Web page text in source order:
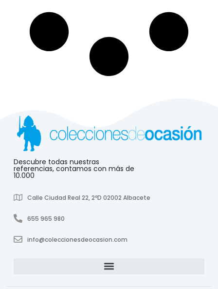
Descubre todas nuestras
referencias, contamos con más de
10.000
Calle Ciudad Real 22, 2ºD 02002 Albacete
655 965 980
info@coleccionesdeocasion.com